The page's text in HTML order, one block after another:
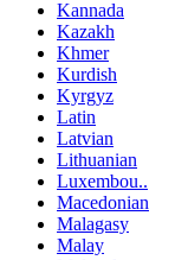
Kannada
Kazakh
Khmer
Kurdish
Kyrgyz
Latin
Latvian
Lithuanian
Luxembou..
Macedonian
Malagasy
Malay